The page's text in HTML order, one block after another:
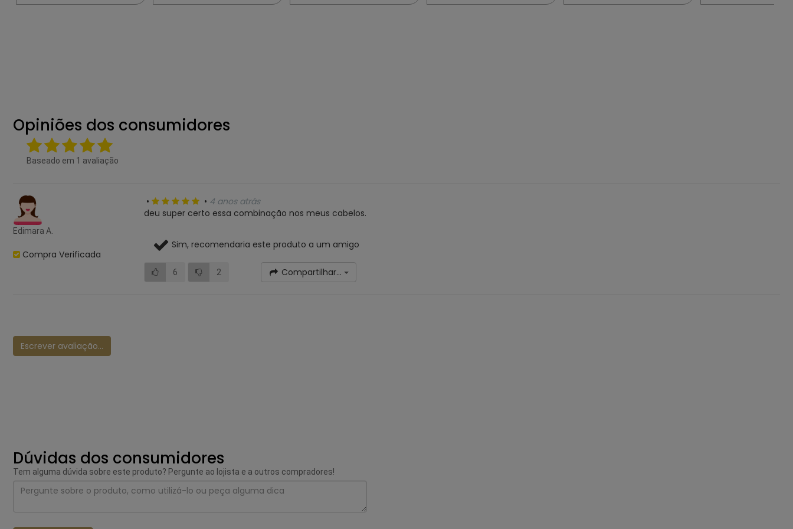
Opiniões dos consumidores
Baseado em 1 avaliação
Edimara A.
Compra Verificada
• • 4 anos atrás
deu super certo essa combinação nos meus cabelos.
Sim, recomendaria este produto a um amigo
6 2 Compartilhar...
Escrever avaliação...
Dúvidas dos consumidores
Tem alguma dúvida sobre este produto? Pergunte ao lojista e a outros compradores!